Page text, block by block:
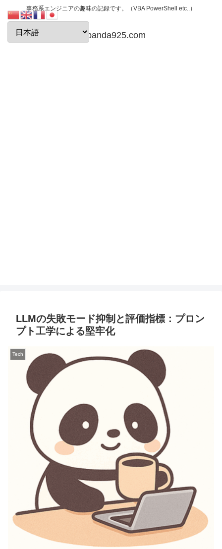
事務系エンジニアの趣味の記録です。（VBA PowerShell etc..）
papanda925.com
LLMの失敗モード抑制と評価指標：プロン
プト工学による堅牢化
Tech